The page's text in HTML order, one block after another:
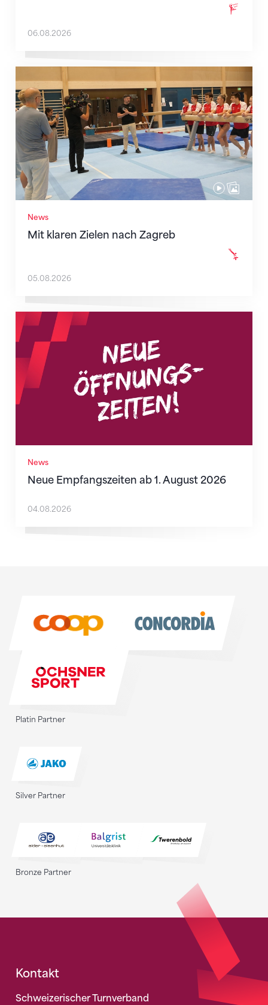
06.08.2026
News
Mit klaren Zielen nach Zagreb
Mit klaren Zielen nach Zagreb
05.08.2026
News
Neue Empfangszeiten ab 1. August 2026
Neue Empfangszeiten ab 1. August 2026
04.08.2026
Platin Partner
Silver Partner
Bronze Partner
Fusszeile
Kontakt
Schweizerischer Turnverband